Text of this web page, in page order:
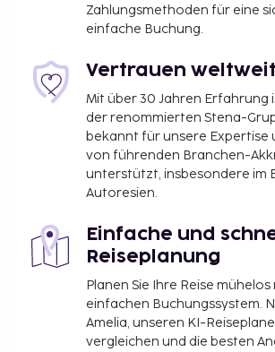
Zahlungsmethoden für eine
einfache Buchung.
Vertrauen weltweit
Mit über 30 Jahren Erfahrung
der renommierten Stena-
bekannt für unsere Expertise
von führenden Branchen-
unterstützt, insbesondere im
Autoresien.
Einfache und
Reiseplanung
Planen Sie Ihre Reise
einfachen Buchungssystem.
Amelia, unseren KI-
vergleichen und die besten